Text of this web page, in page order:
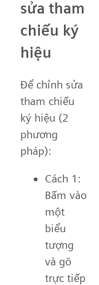
sửa tham
chiếu ký
hiệu
Để chỉnh sửa
tham chiếu
ký hiệu (2
phương
pháp):
Cách 1:
Bấm vào
một
biểu
tượng
và gõ
trực tiếp